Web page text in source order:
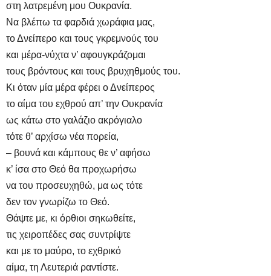
στη λατρεμένη μου Ουκρανία.
Να βλέπω τα φαρδιά χωράφια μας,
το Δνείπερο και τους γκρεμνούς του
και μέρα-νύχτα ν’ αφουγκράζομαι
τους βρόντους και τους βρυχηθμούς του.
Κι όταν μία μέρα φέρει ο Δνείπερος
το αίμα του εχθρού απ’ την Ουκρανία
ως κάτω στο γαλάζιο ακρόγιαλο
τότε θ’ αρχίσω νέα πορεία,
– βουνά και κάμπους θε ν’ αφήσω
κ’ ίσα στο Θεό θα προχωρήσω
να του προσευχηθώ, μα ως τότε
δεν τον γνωρίζω το Θεό.
Θάψτε με, κι όρθιοι σηκωθείτε,
τις χειροπέδες σας συντρίψτε
και με το μαύρο, το εχθρικό
αίμα, τη Λευτεριά ραντίστε.